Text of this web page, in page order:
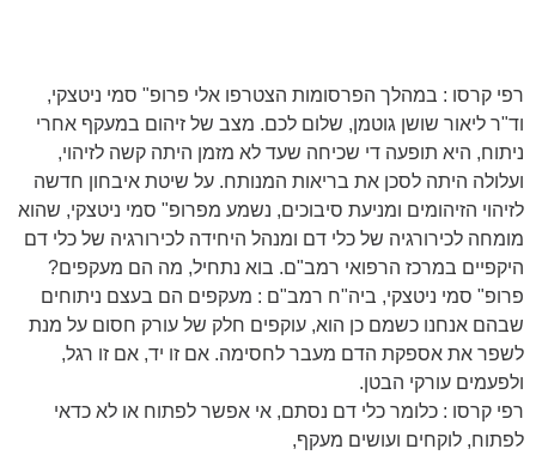
רפי קרסו : במהלך הפרסומות הצטרפו אלי פרופ" סמי ניטצקי,
וד"ר ליאור שושן גוטמן, שלום לכם. מצב של זיהום במעקף אחרי
ניתוח, היא תופעה די שכיחה שעד לא מזמן היתה קשה לזיהוי,
ועלולה היתה לסכן את בריאות המנותח. על שיטת איבחון חדשה
לזיהוי הזיהומים ומניעת סיבוכים, נשמע מפרופ" סמי ניטצקי, שהוא
מומחה לכירורגיה של כלי דם ומנהל היחידה לכירורגיה של כלי דם
היקפיים במרכז הרפואי רמב"ם. בוא נתחיל, מה הם מעקפים?
פרופ" סמי ניטצקי, ביה"ח רמב"ם : מעקפים הם בעצם ניתוחים
שבהם אנחנו כשמם כן הוא, עוקפים חלק של עורק חסום על מנת
לשפר את אספקת הדם מעבר לחסימה. אם זו יד, אם זו רגל,
ולפעמים עורקי הבטן.
רפי קרסו : כלומר כלי דם נסתם, אי אפשר לפתוח או לא כדאי
לפתוח, לוקחים ועושים מעקף,